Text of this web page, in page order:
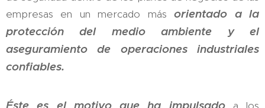
empresas en un mercado másorientado a la
protección del medio ambiente y el
aseguramiento de operaciones industriales
confiables.